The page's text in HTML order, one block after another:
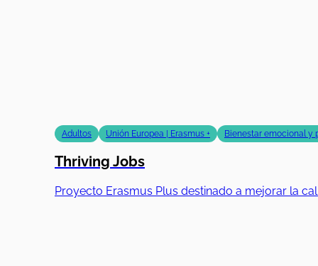
Adultos Unión Europea | Erasmus + Bienestar emocional y
Thriving Jobs
Proyecto Erasmus Plus destinado a mejorar la